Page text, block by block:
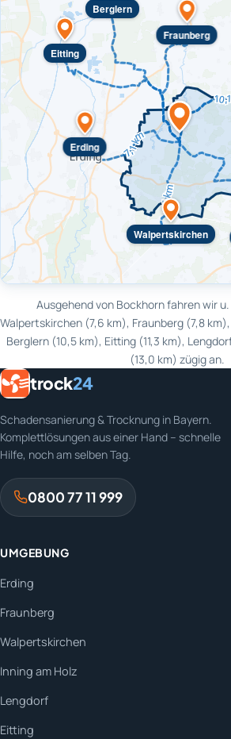
Erding
Fraunberg
Walpertskirchen
Eitting
Berglern
Ausgehend von Bockhorn fahren wir u.
Walpertskirchen (7,6 km), Fraunberg (7,8 km),
Berglern (10,5 km), Eitting (11,3 km),
(13,0 km) zügig an.
trock24
Schadensanierung & Trocknung in Bayern.
Komplettlösungen aus einer Hand – schnelle
Hilfe, noch am selben Tag.
0800 77 11 999
UMGEBUNG
Erding
Fraunberg
Walpertskirchen
Inning am Holz
Lengdorf
Eitting